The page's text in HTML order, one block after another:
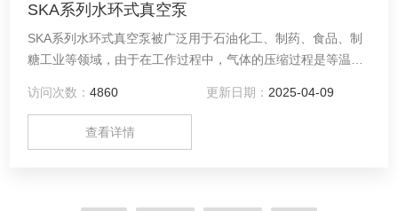
SKA系列水环式真空泵
SKA系列水环式真空泵被广泛用于石油化工、制药、食品、制
糖工业等领域，由于在工作过程中，气体的压缩过程是等温
用更加广泛。
访问次数：4860 更新日期： 2025-04-09
查看详情